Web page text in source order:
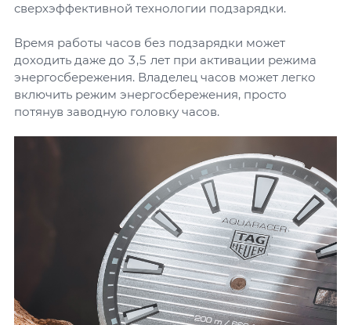
сверхэффективной технологии подзарядки.
Время работы часов без подзарядки может
доходить даже до 3,5 лет при активации режима
энергосбережения. Владелец часов может легко
включить режим энергосбережения, просто
потянув заводную головку часов.